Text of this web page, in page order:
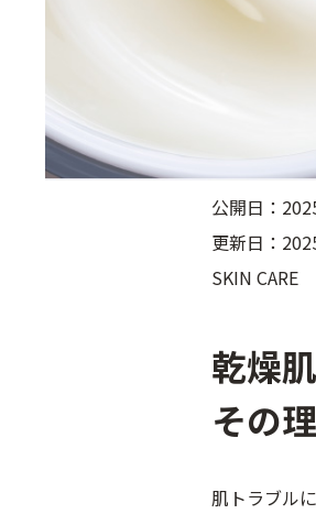
公開日：
更新日：
SKIN CARE
乾燥
その
肌トラブル